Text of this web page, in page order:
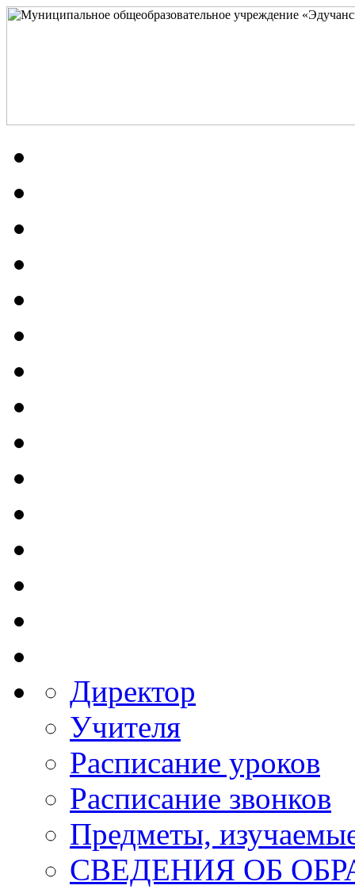
Директор
Учителя
Расписание уроков
Расписание звонков
Предметы,
СВЕДЕНИЯ ОБ